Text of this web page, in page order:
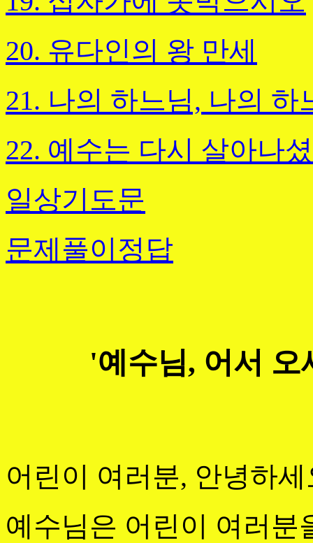
20. 유다인의 왕 만세
21. 나의 하느님, 나의 하
22. 예수는 다시 살아나
일상기도문
문제풀이정답
'예수님, 어서
어린이 여러분, 안녕하세
예수님은 어린이 여러분